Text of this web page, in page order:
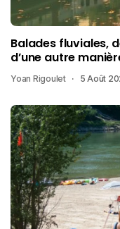
Balades fluviales,
d’une autre
Yoan Rigoulet 5 Août